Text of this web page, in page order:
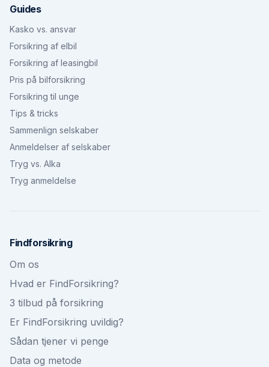
Guides
Kasko vs. ansvar
Forsikring af elbil
Forsikring af leasingbil
Pris på bilforsikring
Forsikring til unge
Tips & tricks
Sammenlign selskaber
Anmeldelser af selskaber
Tryg vs. Alka
Tryg anmeldelse
Findforsikring
Om os
Hvad er FindForsikring?
3 tilbud på forsikring
Er FindForsikring uvildig?
Sådan tjener vi penge
Data og metode